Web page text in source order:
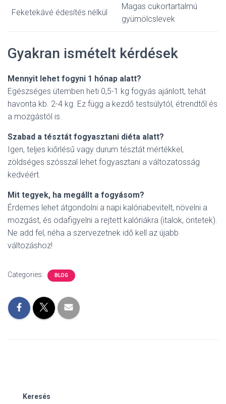
Feketekávé édesítés nélkül
Magas cukortartalmú
gyümölcslevek
Gyakran ismételt kérdések
Mennyit lehet fogyni 1 hónap alatt?
Egészséges ütemben heti 0,5-1 kg fogyás ajánlott, tehát
havonta kb. 2-4 kg. Ez függ a kezdő testsúlytól, étrendtől és
a mozgástól is.
Szabad a tésztát fogyasztani diéta alatt?
Igen, teljes kiőrlésű vagy durum tésztát mértékkel,
zöldséges szósszal lehet fogyasztani a változatosság
kedvéért.
Mit tegyek, ha megállt a fogyásom?
Érdemes lehet átgondolni a napi kalóriabevitelt, növelni a
mozgást, és odafigyelni a rejtett kalóriákra (italok, öntetek).
Ne add fel, néha a szervezetnek idő kell az újabb
változáshoz!
Categories: BLOG
Keresés